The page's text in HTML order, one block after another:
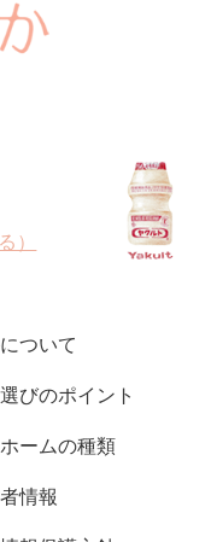
）
ついて
びのポイント
ームの種類
情報